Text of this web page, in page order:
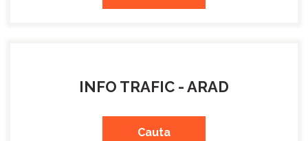
INFO TRAFIC - ARAD
Cauta